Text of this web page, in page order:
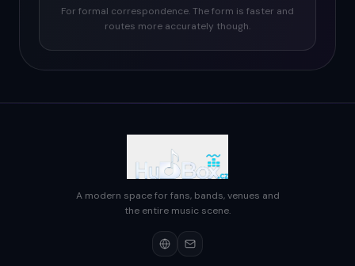
For formal correspondence. The form is faster and
routes more accurately though.
A modern space for fans, bands, venues and
the entire music scene.